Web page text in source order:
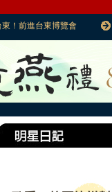
！前進台東博覽會